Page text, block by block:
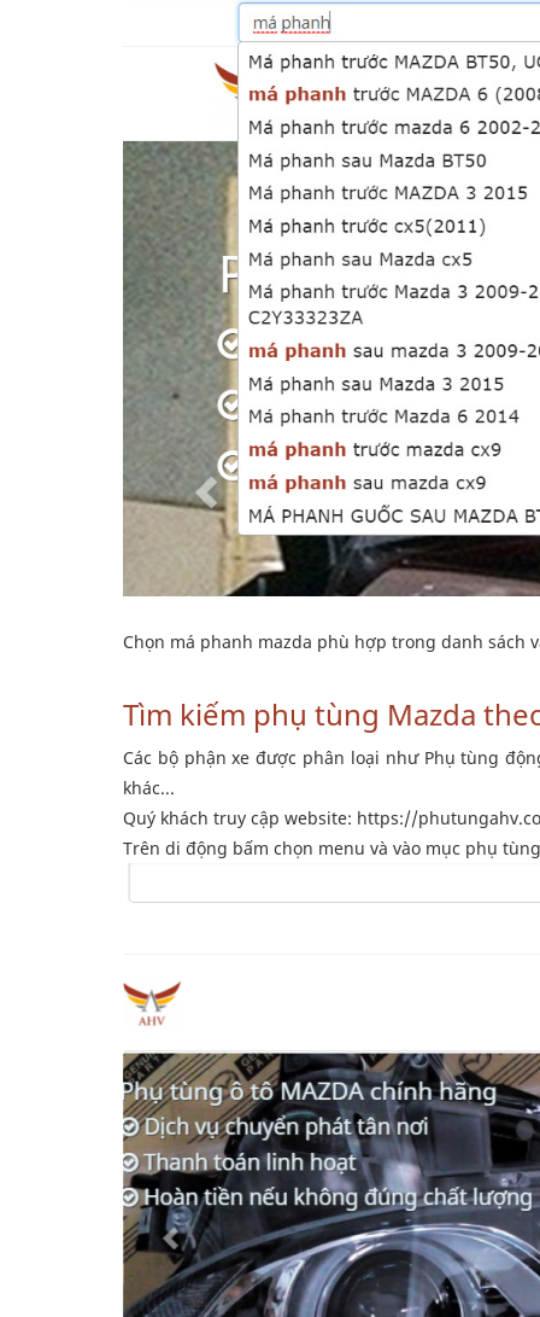
Chọn má phanh mazda phù hợp trong danh sách
Tìm kiếm phụ tùng Mazda
Các bộ phận xe được phân loại như Phụ tùng
khác...
Quý khách truy cập website: https://
Trên di động bấm chọn menu và vào mục phụ